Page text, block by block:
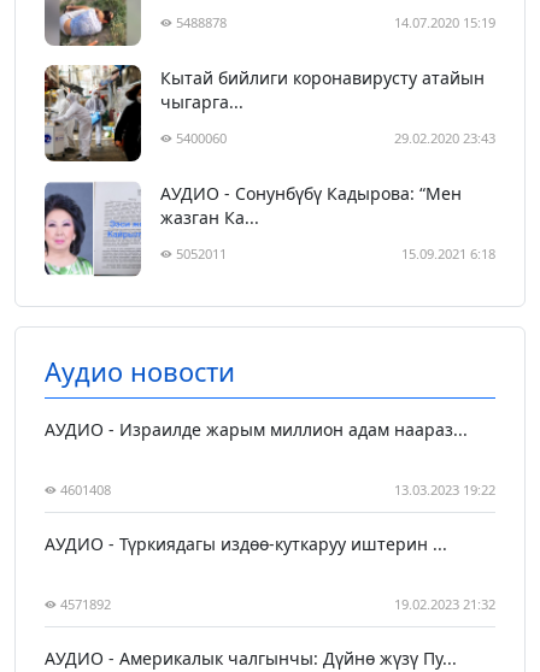
5488878 14.07.2020 15:19
Кытай бийлиги коронавирусту атайын
чыгарга...
5400060 29.02.2020 23:43
АУДИО - Сонунбүбү Кадырова: “Мен
жазган Ка...
5052011 15.09.2021 6:18
Аудио новости
АУДИО - Израилде жарым миллион адам наараз...
4601408 13.03.2023 19:22
АУДИО - Түркиядагы издөө-куткаруу иштерин ...
4571892 19.02.2023 21:32
АУДИО - Америкалык чалгынчы: Дүйнө жүзү Пу...